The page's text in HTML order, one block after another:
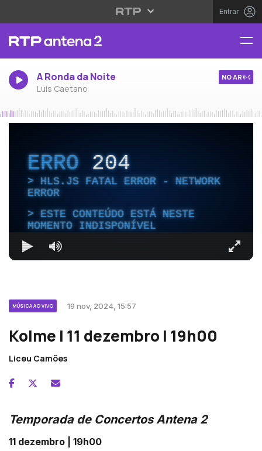
Entrar
A Ronda da Noite
Luís Caetano
NO AR
ERRO204
HLS.JS FATAL ERROR - NETWORK
ERROR
ESTE CONTEÚDO ESTÁ NESTE
MOMENTO INDISPONÍVEL
MÚSICA AO VIVO 19 nov, 2024, 15:57
Kolme | 11 dezembro | 19h00
Liceu Camões
Temporada de Concertos Antena 2
11 dezembro | 19h00